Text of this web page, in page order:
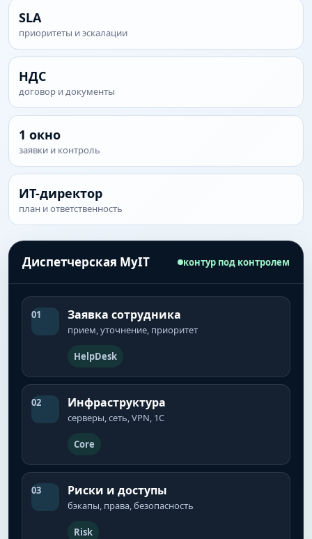
SLA
приоритеты и эскалации
НДС
договор и документы
1 окно
заявки и контроль
ИТ-директор
план и ответственность
Диспетчерская MyIT контур под контролем
01 Заявка сотрудника
прием, уточнение, приоритет
HelpDesk
02 Инфраструктура
серверы, сеть, VPN, 1С
Core
03 Риски и доступы
бэкапы, права, безопасность
Risk